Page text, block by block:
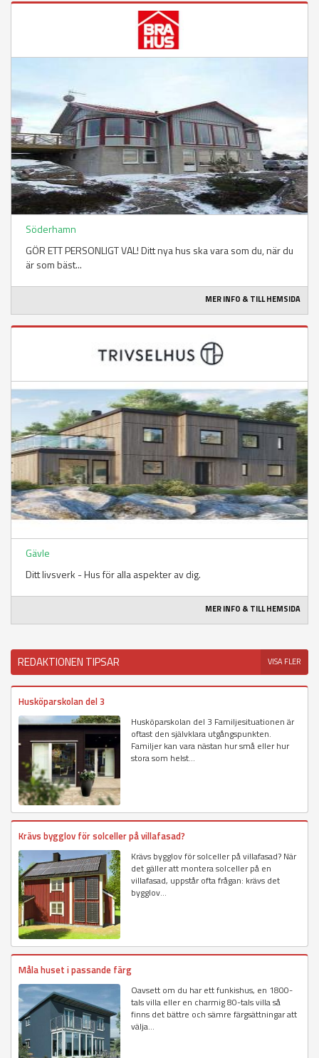
Söderhamn
GÖR ETT PERSONLIGT VAL! Ditt nya hus ska vara som du, när du
är som bäst...
MER INFO & TILL HEMSIDA
Gävle
Ditt livsverk - Hus för alla aspekter av dig.
MER INFO & TILL HEMSIDA
REDAKTIONEN TIPSAR VISA FLER
Husköparskolan del 3
Husköparskolan del 3 Familjesituationen är
oftast den självklara utgångspunkten.
Familjer kan vara nästan hur små eller hur
stora som helst...
Krävs bygglov för solceller på villafasad?
Krävs bygglov för solceller på villafasad? När
det gäller att montera solceller på en
villafasad, uppstår ofta frågan: krävs det
bygglov...
Måla huset i passande färg
Oavsett om du har ett funkishus, en 1800-
tals villa eller en charmig 80-tals villa så
finns det bättre och sämre färgsättningar att
välja...